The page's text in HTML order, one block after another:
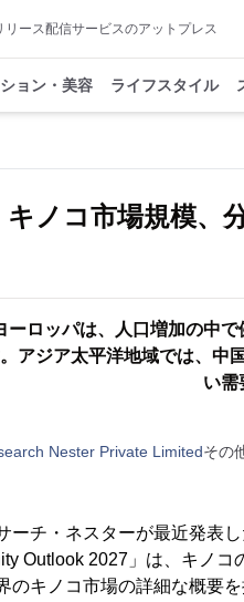
ース配信サービスのアットプレス
ョン・美容 ライフスタイル
キノコ市場規模、
ーロッパは、人口増加の中
アジア太平洋地域では、中
い需
Nester Private Limitedその
ーチ・ネスターが最近発表
Outlook 2027」は、キノコ
のキノコ市場の詳細な概要を